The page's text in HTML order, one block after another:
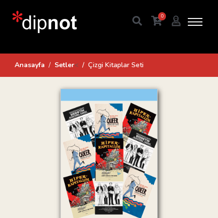
0
Anasayfa Setler< Çizgi Kitaplar Seti